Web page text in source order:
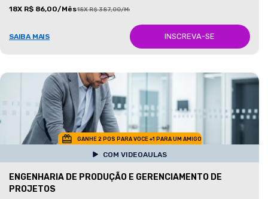
18X R$ 86,00/Mês18X R$ 387,00/Mês
SAIBA MAIS INSCREVA-SE
GANHE 2 POS PARA VOCE +1 PARA UM AMIGO
COM VIDEOAULAS
ENGENHARIA DE PRODUÇÃO E GERENCIAMENTO DE
PROJETOS